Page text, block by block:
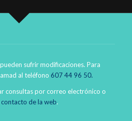
sufrir modificaciones. Para
al teléfono 607 44 96 50.
consultas por correo electrónico o
de la web.